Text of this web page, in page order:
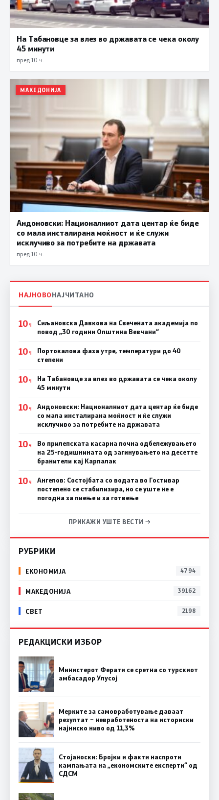
На Табановце за влез во државата се чека околу
45 минути
пред 10 ч.
МАКЕДОНИЈА
Андоновски: Националниот дата центар ќе биде
со мала инсталирана моќност и ќе служи
исклучиво за потребите на државата
пред 10 ч.
НАЈНОВОНАЈЧИТАНО
10Ч
Сиљановска Давкова на Свечената академија по
повод „30 години Општина Вевчани“
10Ч
Портокалова фаза утре, температури до 40
степени
10Ч
На Табановце за влез во државата се чека околу
45 минути
10Ч
Андоновски: Националниот дата центар ќе биде
со мала инсталирана моќност и ќе служи
исклучиво за потребите на државата
10Ч
Во прилепската касарна почна одбележувањето
на 25-годишнината од загинувањето на десетте
бранители кај Карпалак
10Ч
Ангелов: Состојбата со водата во Гостивар
постепено се стабилизира, но се уште не е
погодна за пиење и за готвење
ПРИКАЖИ УШТЕ ВЕСТИ →
РУБРИКИ
ЕКОНОМИЈА 4794
МАКЕДОНИЈА 39162
СВЕТ 2198
РЕДАКЦИСКИ ИЗБОР
Министерот Ферати се сретна со турскиот
амбасадор Улусој
Мерките за самовработување даваат
резултат – невработеноста на историски
најниско ниво од 11,3%
Стојаноски: Бројки и факти наспроти
кампањата на „економските експерти“ од
СДСM